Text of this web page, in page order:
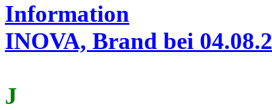
Information
INOVA, Brand bei
J